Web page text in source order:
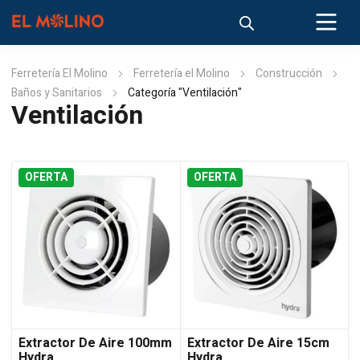
Ferretería El Molino Ferretería el Molino
Construcción
Baños y Sanitarios
Categoría "Ventilación"
Ventilación
OFERTA
Extractor De Aire 100mm
OFERTA
Extractor De Aire 15cm